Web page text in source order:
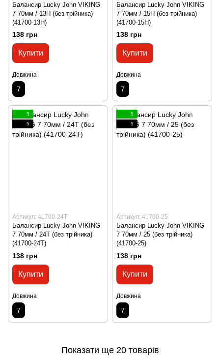
Балансир Lucky John VIKING
7 70мм / 13H (без трійника)
(41700-13H)
138 грн
Купити
Довжина
7
Балансир Lucky John VIKING
7 70мм / 15H (без трійника)
(41700-15H)
138 грн
Купити
Довжина
7
5
5
Артикул: 41700-24T
Балансир Lucky John VIKING
7 70мм / 24T (без трійника)
(41700-24T)
138 грн
Купити
Довжина
7
5
5
Артикул: 41700-25
Балансир Lucky John VIKING
7 70мм / 25 (без трійника)
(41700-25)
138 грн
Купити
Довжина
7
Показати ще 20 товарів